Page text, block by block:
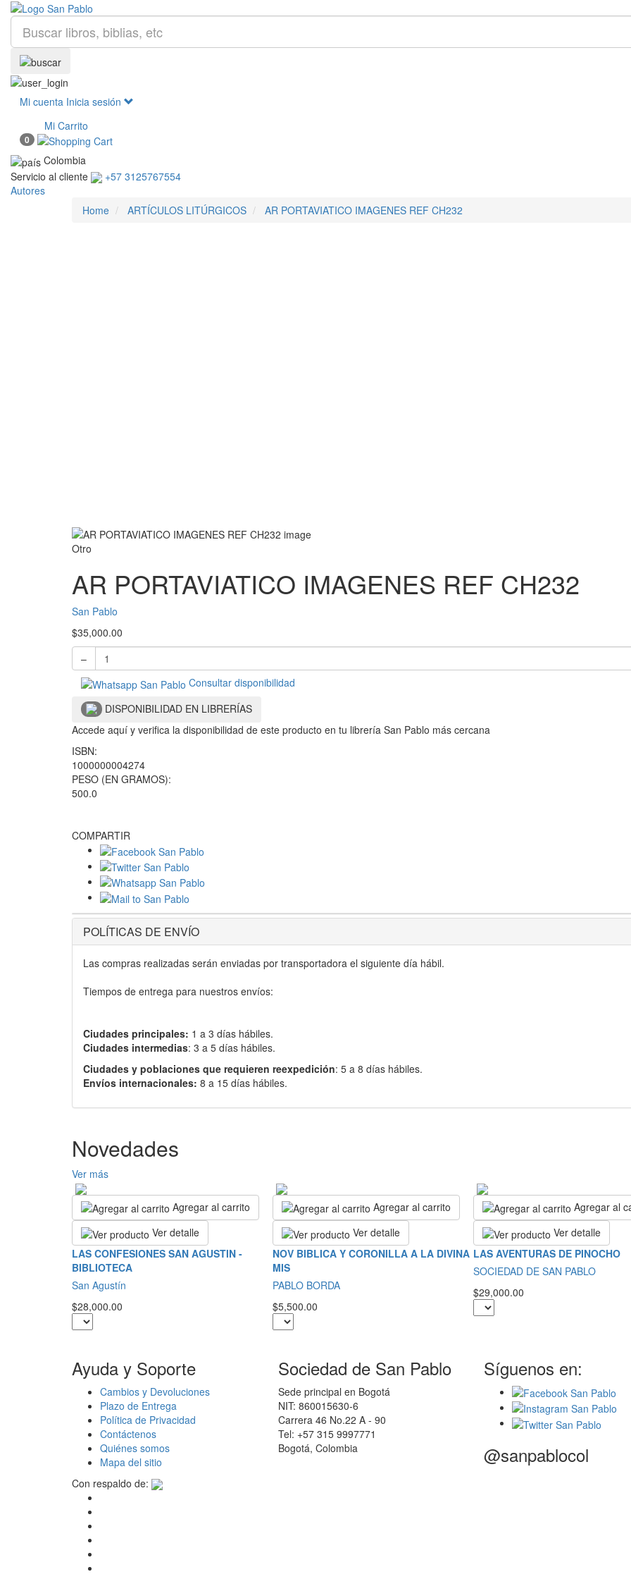
Mi cuenta Inicia sesión
Mi Carrito
0
Colombia
Servicio al cliente
+57 3125767554
Autores
Home
ARTÍCULOS LITÚRGICOS AR PORTAVIATICO IMAGENES REF CH232
Otro
AR PORTAVIATICO IMAGENES REF CH232
San Pablo
$35,000.00
–
Consultar disponibilidad
DISPONIBILIDAD EN LIBRERÍAS
Accede aquí y verifica la disponibilidad de este producto en tu librería San Pablo más cercana
ISBN:
1000000004274
PESO (EN GRAMOS):
500.0
COMPARTIR
POLÍTICAS DE ENVÍO
Las compras realizadas serán enviadas por transportadora el siguiente día hábil.
Tiempos de entrega para nuestros envíos:
Ciudades principales: 1 a 3 días hábiles.
Ciudades intermedias: 3 a 5 días hábiles.
Ciudades y poblaciones que requieren reexpedición: 5 a 8 días hábiles.
Envíos internacionales: 8 a 15 días hábiles.
Novedades
Ver más
Agregar al carrito
Ver detalle
LAS CONFESIONES SAN AGUSTIN -
BIBLIOTECA
San Agustín
$28,000.00
Agregar al carrito
Ver detalle
NOV BIBLICA Y CORONILLA A LA DIVINA
MIS
PABLO BORDA
$5,500.00
Agregar al
Ver detalle
LAS AVENTURAS DE PINOCHO
SOCIEDAD DE SAN PABLO
$29,000.00
Ayuda y Soporte
Cambios y Devoluciones
Plazo de Entrega
Política de Privacidad
Contáctenos
Quiénes somos
Mapa del sitio
Sociedad de San Pablo
Sede principal en Bogotá
NIT: 860015630-6
Carrera 46 No.22 A - 90
Tel: +57 315 9997771
Bogotá, Colombia
Síguenos en:
@sanpablocol
Con respaldo de: